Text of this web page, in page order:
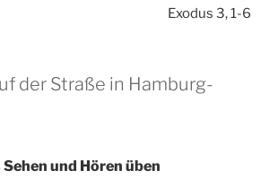
Exodus 3, 1-6
der Straße in Hamburg-
und Hören üben